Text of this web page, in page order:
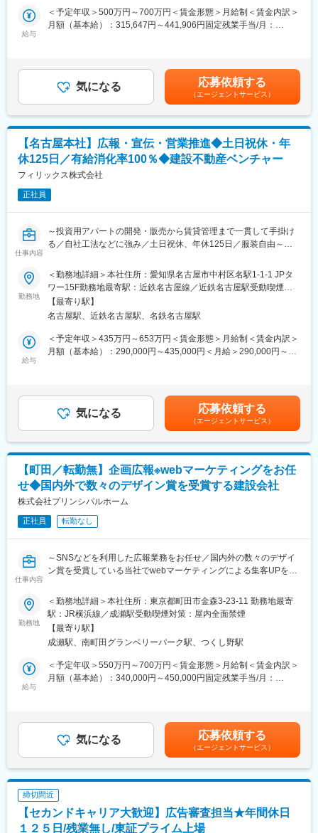
・CRM／MAの活用推進
・生成AIを活用した業務効率化
・部長の下、8名のメンバーで構成されております（20代～30代
が中心）
■この仕事のやりがい：
・当社では複数の住宅ブランドを展開しており、それぞれ異なる
ブランドコンセプトや顧客層を持っています。
・本ポジションでは、4つのブランドそれぞれの個性や世界観を大
切にしながら、戦略立案から実行、改善まで幅広く携わることが
可能です。
・各ブランドの強みを活かしながら、お客様に選ばれる仕組みづ
くりを推進できることが、この仕事の大きなやりがいです。
変更の範囲：会社の定める業務
・これまで培ってきた各ブランドの価値をさらに高めるため、ブ
ランディングとマーケティングの両面から組織を牽引いただける
・中長期的な企業価値向上を目指す「ブランディング」と、反
響・リード獲得を目的とした「ダイレクトマーケティング」の両
■業務詳細：
(1)ブランド戦略の企画・推進：
・コーポレートブランド戦略の立案および運用管理
・ブランドコンセプト、世界観の設計・浸透施策の企画推進
・企業価値向上に向けた各種ブランディング施策の実行
(2)クリエイティブ品質管理・ディレクション：
・広告、Webサイト、パンフレット、動画など各種クリエイティ
ブの品質管理
・デザインおよびコピーライティングの企画・制作ディレクショ
・ブランドガイドラインの整備および品質基準の管理
(3)制作プロジェクト推進：
・社内関係部署との連携およびプロジェクト進行管理
・外部制作会社、デザイナー、撮影チーム等の選定・折衝・ディ
・クリエイティブ制作における進行管理および成果検証
■ミッション：
・事業成長に直結するマーケティング戦略の推進
・ブランド価値向上と反響獲得を両立するクリエイティブの実現
・各ブランドの魅力を最大限に引き出すコミュニケーション設計
■このポジションの魅力：
・当社では4社の住宅ブランドを展開しており、それぞれ異なるブ
ランドコンセプトや顧客層を持っています。
・本ポジションでは、4つのブランドの個性や世界観を尊重しなが
・各ブランドの強みを活かし、お客様に選ばれる理由を形にして
いくやりがいがあります。
変更の範囲：会社の定める業務
給与
＜予定年収＞500万円～700万円＜賃金形態＞月給制＜賃金内訳＞
月額（基本給）：315,647円～441,906円固定残業手当/月：
詳細は、経験・年齢・能力を考慮し規定により優遇致します。■昇
給：年1回（7月）※業務評価による■賞与：年2回（6月、12月）年
間：基本給2.0ヶ月分支給※前年度実績による賃金はあくまでも目
安の金額であり、選考を通じて上下する可能性があります。月給
(月額)は固定手当を含めた表記です。
気になる 応募依頼する
（エージェントサービス）
【名古屋本社】広報・宣伝・営業推進◆土日祝休・年
休125日／有給消化率100％◆建設不動産ベンチャー
フィリックス株式会社
正社員
仕事内容
～投資用アパートの開発・販売から賃貸管理まで一貫して手掛け
る／自社工法などに強み／土日祝休、年休125日／服装自由～
■業務内容：
◆広報・宣伝／営業推進の概要
事業に関わる情報を収集し、社内外に発信。また、集めた情報を
資料などに加工して活用を推奨するなど、営業推進機能も担う。
さらに、イベントの企画や一部デジタル領域でのPR・マーケティ
ングも実践。
・ドキュメント作成
・メディアリレーション
・マネジメント業務
■当社の魅力：
【独自工法で革命を起こす企業】
◎「建設不動産改革で人々を幸せに」を掲げ、投資用マンション
建設をメイン事業とし、急成長中の会社です。
◎当社が独自で開発した［フィリックス工法7.0］においては、建
築における全工程の7割ほどを工場で行い、現地での作業を最小限
まで簡略化したことにより、工期の短縮のみならず、施工現場で
の安全性を担保できるようになりました。
徴は 『木造建築』 であることです。木材はその輸送過程で必ず
［うねり］が出てしまうものですが、［うねり］が出てもその影
響を最小限に抑えられるのが当社の技術力です。
【見据えている未来】
みならず、海外から視察が入る程となります。
◎工期の短縮化や安全性の担保は、「住宅を建築する」点におい
変更の範囲：会社の定める業務
勤務地
＜勤務地詳細＞本社住所：愛知県名古屋市中村区名駅1-1-1 JPタ
ワー15F勤務地最寄駅：近鉄名古屋線／近鉄名古屋駅受動喫煙対
策：屋内喫煙可能場所あり変更の範囲：会社の定める事業所
【最寄り駅】
名古屋駅、近鉄名古屋駅、名鉄名古屋駅
給与
＜予定年収＞435万円～653万円＜賃金形態＞月給制＜賃金内訳＞
月額（基本給）：290,000円～435,000円＜月給＞290,000円～
があります。月給(月額)は固定手当を含めた表記です。
気になる 応募依頼する
（エージェントサービス）
【町田／転勤無】企画広報※webマーケティングをお任
せ◆国内外で数々のデザイン賞を受賞する建設会社
株式会社プリンシパルホーム
正社員 転勤なし
仕事内容
～SNSなどを利用した広報業務をお任せ／国内外の数々のデザイ
ン賞を受賞している当社でwebマーケティングによる集客UPをお
ークライフバランスを整えて長期就労可能な就業環境～
■職務内容：
ホームページ・SNS等からの集客、注文住宅・コーポレートサイ
トの運営をお任せ致します。
・SEO対策
・上記、数値データと向き合い検証と改善を繰り返す
でなく、7日程の長期休暇も取得するなどメリハリを持った就業環
境となっております。PCは20時シャットダウンするなど残業対策
にも取り組んでおり、月平均残業時間は20H程となっておりま
す。
勤務地
＜勤務地詳細＞本社住所：東京都町田市金森3-23-11 勤務地最寄
駅：JR横浜線／成瀬駅受動喫煙対策：屋内全面禁煙
【最寄り駅】
成瀬駅、南町田グランベリーパーク駅、つくし野駅
給与
＜予定年収＞550万円～700万円＜賃金形態＞月給制＜賃金内訳＞
月額（基本給）：340,000円～450,000円固定残業手当/月：
賞与：年1回賃金はあくまでも目安の金額であり、選考を通じて上
下する可能性があります。月給(月額)は固定手当を含めた表記で
す。
気になる 応募依頼する
（エージェントサービス）
締切間近
【セカンドキャリア大歓迎】広告審査担当★年間休日
１２５日/残業無し/東証プライム上場